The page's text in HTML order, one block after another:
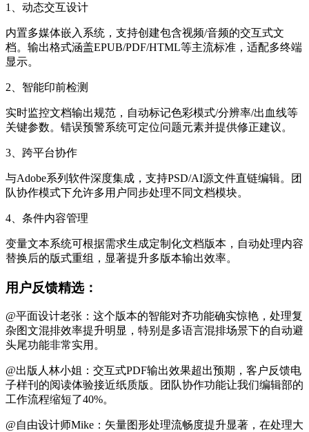
1、动态交互设计
内置多媒体嵌入系统，支持创建包含视频/音频的交互式文
档。输出格式涵盖EPUB/PDF/HTML等主流标准，适配多终端
显示。
2、智能印前检测
实时监控文档输出规范，自动标记色彩模式/分辨率/出血线等
关键参数。错误预警系统可定位问题元素并提供修正建议。
3、跨平台协作
与Adobe系列软件深度集成，支持PSD/AI源文件直链编辑。团
队协作模式下允许多用户同步处理不同文档模块。
4、条件内容管理
变量文本系统可根据需求生成定制化文档版本，自动处理内容
替换后的版式重组，显著提升多版本输出效率。
用户反馈精选：
@平面设计老张：这个版本的智能对齐功能确实惊艳，处理复
杂图文混排效率提升明显，特别是多语言混排场景下的自动避
头尾功能非常实用。
@出版人林小姐：交互式PDF输出效果超出预期，客户反馈电
子样刊的阅读体验接近纸质版。团队协作功能让我们编辑部的
工作流程缩短了40%。
@自由设计师Mike：矢量图形处理流畅度提升显著，在处理大